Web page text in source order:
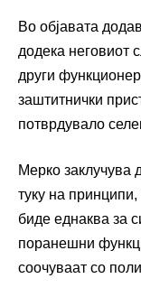
Во објавата
додека неговиот
други
заштитнички
потврдувало
Мерко
туку на
биде еднаква за
поранешни
соочуваат со